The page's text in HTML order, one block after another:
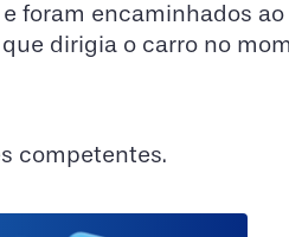
foram encaminhados
dirigia o carro no
competentes.